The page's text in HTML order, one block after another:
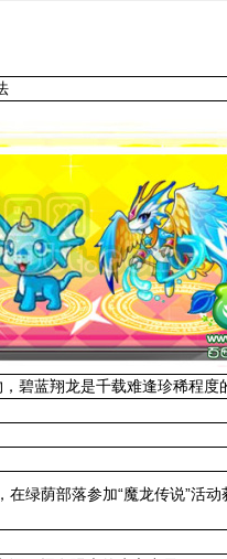
碧蓝翔龙是千载难逢珍稀程度
在绿荫部落参加“魔龙传说”活